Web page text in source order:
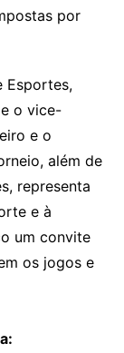
por
Esportes,
o vice-
e o
além de
representa
e à
um convite
os jogos e